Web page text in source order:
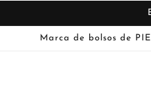
Marca de bolsos de